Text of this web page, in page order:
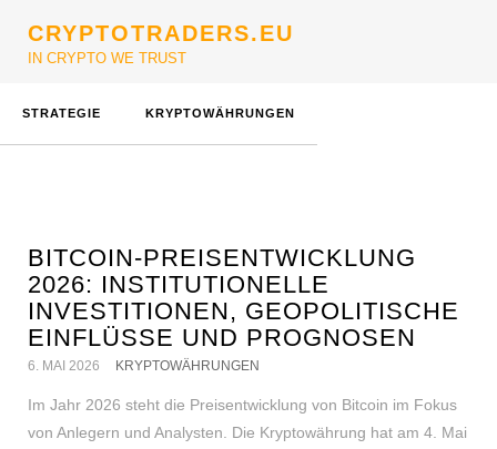
CRYPTOTRADERS.EU
IN CRYPTO WE TRUST
STRATEGIE KRYPTOWÄHRUNGEN
BITCOIN-PREISENTWICKLUNG
2026: INSTITUTIONELLE
INVESTITIONEN, GEOPOLITISCHE
EINFLÜSSE UND PROGNOSEN
6. MAI 2026 KRYPTOWÄHRUNGEN
Im Jahr 2026 steht die Preisentwicklung von Bitcoin im Fokus
von Anlegern und Analysten. Die Kryptowährung hat am 4. Mai